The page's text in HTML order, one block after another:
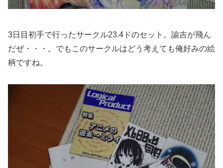
3日目初手で行ったサークル23.4ドのセット。諭吉が飛ん
だぜ・・・。でもこのサークルはどう考えても俺好みの絵
柄ですね。